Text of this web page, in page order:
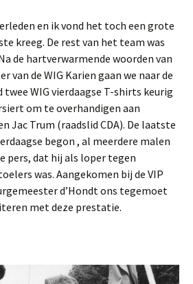
en ik vond het toch een grote
kreeg. De rest van het team was
de hartverwarmende woorden van
van de WIG Karien gaan we naar de
twee WIG vierdaagse T-shirts keurig
om te overhandigen aan
Jac Trum (raadslid CDA). De laatste
begon , al meerdere malen
pers, dat hij als loper tegen
was. Aangekomen bij de VIP
d’Hondt ons tegemoet
met deze prestatie.